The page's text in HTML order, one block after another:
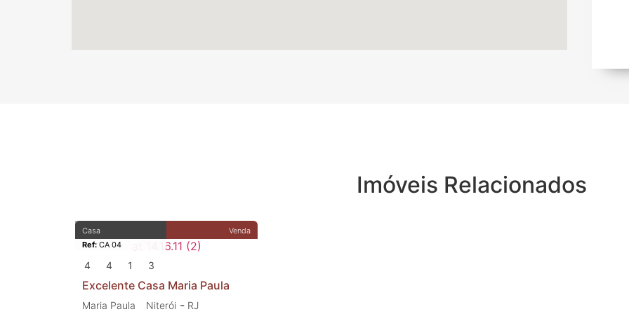
Imóveis Relacionados
Venda
Casa
Ref: CA 04
4 4 1 3
Excelente Casa Maria Paula
Maria Paula Niterói - RJ